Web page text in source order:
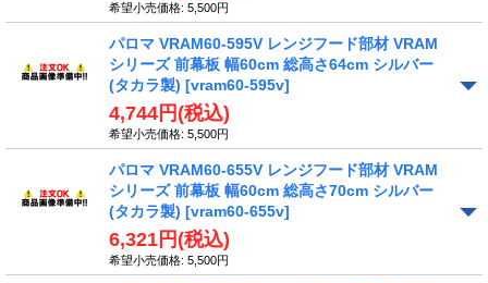
希望小売価格: 5,500円
パロマ VRAM60-595V レンジフード部材 VRAM
シリーズ 前幕板 幅60cm 総高さ64cm シルバー
(タカラ製) [vram60-595v]
4,744円 (税込)
希望小売価格: 5,500円
パロマ VRAM60-655V レンジフード部材 VRAM
シリーズ 前幕板 幅60cm 総高さ70cm シルバー
(タカラ製) [vram60-655v]
6,321円 (税込)
希望小売価格: 5,500円